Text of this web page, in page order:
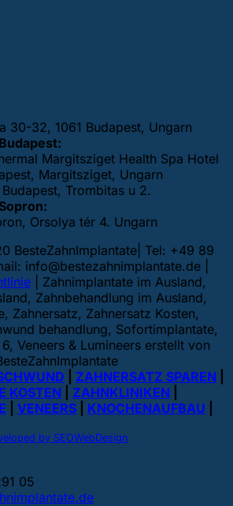
30-32, 1061 Budapest, Ungarn
Margitsziget Health Spa Hotel
Margitsziget, Ungarn
Trombitas u 2.
Orsolya tér 4. Ungarn
BesteZahnImplantate| Tel: +49 89
info@bestezahnimplantate.de
| Zahnimplantate im Ausland,
Zahnbehandlung im Ausland,
Zahnersatz, Zahnersatz Kosten,
behandlung, Sofortimplantate,
Veneers & Lumineers erstellt von
ZAHNERSATZ SPAREN
KOSTEN
ZAHNKLINIKEN
VENEERS KNOCHENAUFBAU
by SEOWebDesign
05